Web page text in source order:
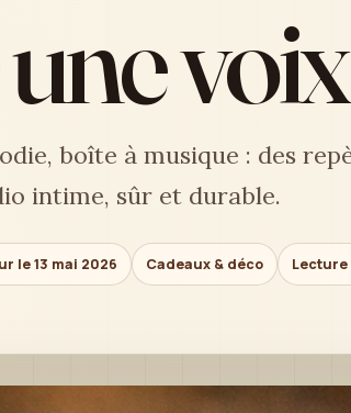
boîte à musique : des
intime, sûr et durable.
le 13 mai 2026 Cadeaux & déco